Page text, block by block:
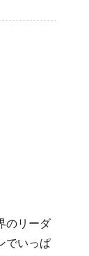
のリーダ
でいっぱ